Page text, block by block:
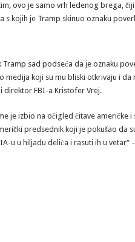
ovo je samo vrh ledenog brega,
s kojih je Tramp skinuo oznaku
sad podseća da je oznaku
koji su mu bliski otkrivaju i da
direktor FBI-a Kristofer Vrej.
je izbio na očigled čitave američke i
predsednik koji je pokušao da
u u hiljadu delića i rasuti ih u vetar“